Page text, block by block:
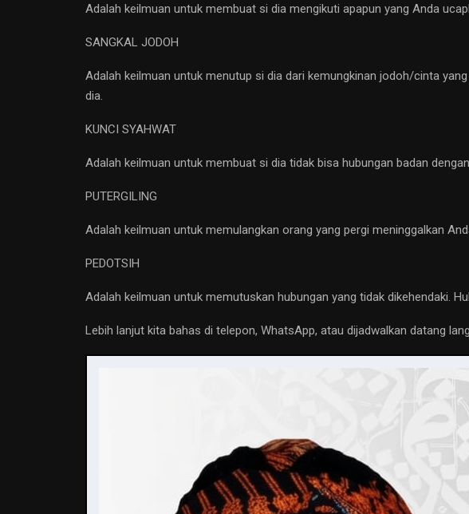
Adalah keilmuan untuk membuat si dia mengikuti apapun yang Anda
SANGKAL JODOH
Adalah keilmuan untuk menutup si dia dari kemungkinan jodoh/cinta
dia.
KUNCI SYAHWAT
Adalah keilmuan untuk membuat si dia tidak bisa hubungan badan
PUTERGILING
Adalah keilmuan untuk memulangkan orang yang pergi meninggalkan
PEDOTSIH
Adalah keilmuan untuk memutuskan hubungan yang tidak dikehendaki.
Lebih lanjut kita bahas di telepon, WhatsApp, atau dijadwalkan datang